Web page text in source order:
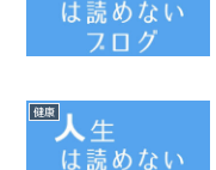
健康